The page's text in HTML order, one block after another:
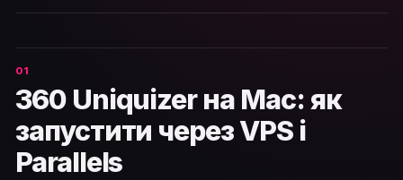
360 Uniquizer на Mac: як
запустити через VPS і
Parallels